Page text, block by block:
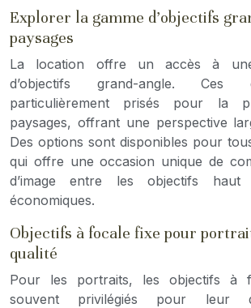
Explorer la gamme d’objectifs
paysages
La location offre un accès à
d’objectifs grand-angle. Ces
particulièrement prisés pour la
paysages, offrant une perspective
Des options sont disponibles pour
qui offre une occasion unique de
d’image entre les objectifs
économiques.
Objectifs à focale fixe pour
qualité
Pour les portraits, les objectifs à
souvent privilégiés pour leur